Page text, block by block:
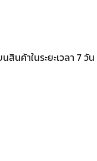
สินค้าในระยะเวลา 7